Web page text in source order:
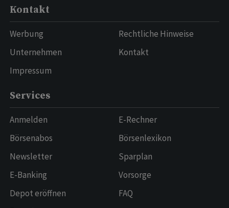
Kontakt
Werbung
Unternehmen
Impressum
Rechtliche Hinweise
Kontakt
Services
Anmelden
Börsenabos
Newsletter
E-Banking
Depot eröffnen
E-Rechner
Börsenlexikon
Sparplan
Vorsorge
FAQ